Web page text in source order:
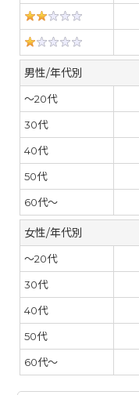
男性/年代別
～20代
30代
40代
50代
60代～
女性/年代別
～20代
30代
40代
50代
60代～